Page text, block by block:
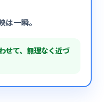
一瞬。
せて、無理なく近づ